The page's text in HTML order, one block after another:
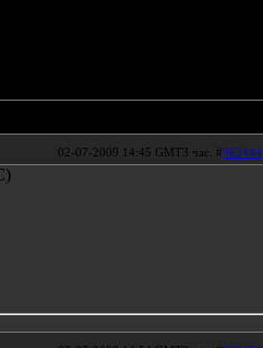
02-07-2009 14:45 GMT3 час. #962444